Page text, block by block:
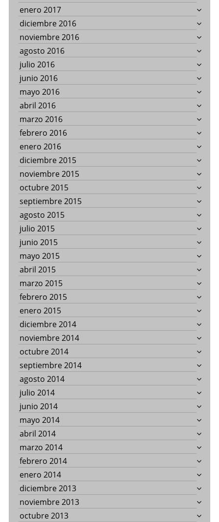
enero 2017
diciembre 2016
noviembre 2016
agosto 2016
julio 2016
junio 2016
mayo 2016
abril 2016
marzo 2016
febrero 2016
enero 2016
diciembre 2015
noviembre 2015
octubre 2015
septiembre 2015
agosto 2015
julio 2015
junio 2015
mayo 2015
abril 2015
marzo 2015
febrero 2015
enero 2015
diciembre 2014
noviembre 2014
octubre 2014
septiembre 2014
agosto 2014
julio 2014
junio 2014
mayo 2014
abril 2014
marzo 2014
febrero 2014
enero 2014
diciembre 2013
noviembre 2013
octubre 2013